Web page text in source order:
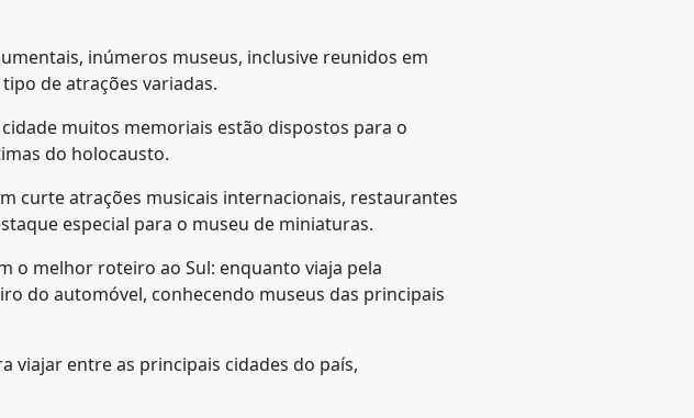
inúmeros museus, inclusive reunidos em
de atrações variadas.
muitos memoriais estão dispostos para o
do holocausto.
curte atrações musicais internacionais, restaurantes
especial para o museu de miniaturas.
o melhor roteiro ao Sul: enquanto viaja pela
do automóvel, conhecendo museus das principais
viajar entre as principais cidades do país,